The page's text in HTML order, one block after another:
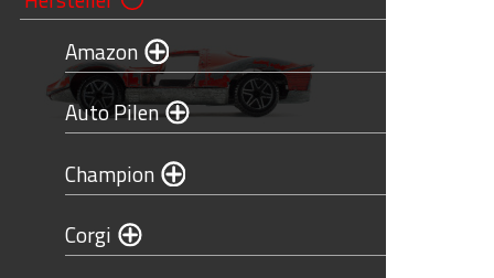
Amazon
Auto Pilen
Champion
Corgi